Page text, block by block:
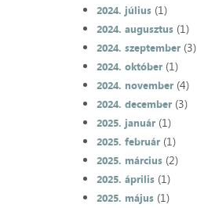
2024. július(1)
2024. augusztus(1)
2024. szeptember(3)
2024. október(1)
2024. november(4)
2024. december(3)
2025. január(1)
2025. február(1)
2025. március(2)
2025. április(1)
2025. május(1)